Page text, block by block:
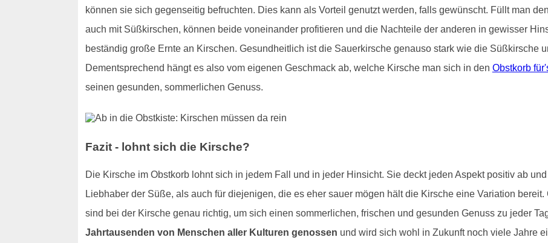
können sie sich gegenseitig befruchten. Dies kann als Vorteil genutzt werden, falls gewünscht. Füllt man
auch mit Süßkirschen, können beide voneinander profitieren und die Nachteile der anderen in gewisser
beständig große Ernte an Kirschen. Gesundheitlich ist die Sauerkirsche genauso stark wie die Süßkirsche
Dementsprechend hängt es also vom eigenen Geschmack ab, welche Kirsche man sich in den Obstkorb
seinen gesunden, sommerlichen Genuss.
Fazit - lohnt sich die Kirsche?
Die Kirsche im Obstkorb lohnt sich in jedem Fall und in jeder Hinsicht. Sie deckt jeden Aspekt positiv ab
Liebhaber der Süße, als auch für diejenigen, die es eher sauer mögen hält die Kirsche eine Variation
sind bei der Kirsche genau richtig, um sich einen sommerlichen, frischen und gesunden Genuss zu jeder
Jahrtausenden von Menschen aller Kulturen genossen und wird sich wohl in Zukunft noch viele Jahre